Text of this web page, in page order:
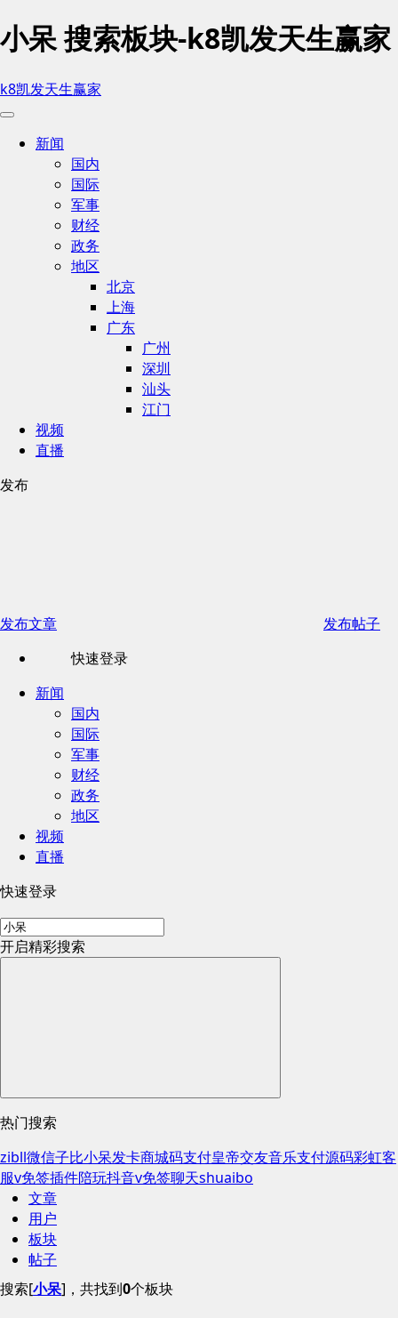
小呆 搜索板块-k8凯发天生赢家
k8凯发天生赢家
新闻
国内
国际
军事
财经
政务
地区
北京
上海
广东
广州
深圳
汕头
江门
视频
直播
发布
发布文章
发布帖子
快速登录
新闻
国内
国际
军事
财经
政务
地区
视频
直播
快速登录
开启精彩搜索
热门搜索
zibll微信子比小呆发卡商城码支付皇帝交友音乐支付源码彩虹客
服v免签插件陪玩抖音v免签聊天shuaibo
文章
用户
板块
帖子
搜索[小呆]，共找到0个板块